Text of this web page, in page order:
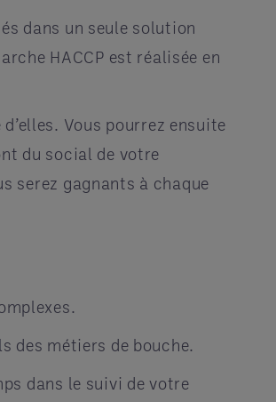
dans un seule solution
HACCP est réalisée en
Vous pourrez ensuite
du social de votre
serez gagnants à chaque
des métiers de bouche.
dans le suivi de votre